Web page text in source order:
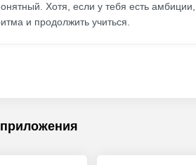
Хотя, если у тебя есть
и продолжить учиться.